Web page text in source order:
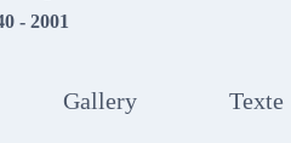
- 2001
Gallery Texte